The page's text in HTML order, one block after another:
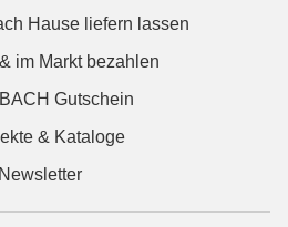
Hause liefern lassen
im Markt bezahlen
Gutschein
& Kataloge
Newsletter